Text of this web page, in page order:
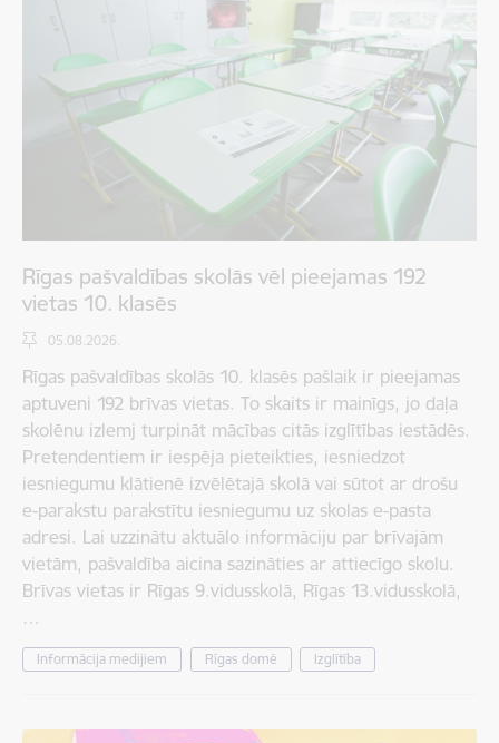
Rīgas pašvaldības skolās vēl pieejamas 192
vietas 10. klasēs
05.08.2026.
Rīgas pašvaldības skolās 10. klasēs pašlaik ir pieejamas
aptuveni 192 brīvas vietas. To skaits ir mainīgs, jo daļa
skolēnu izlemj turpināt mācības citās izglītības iestādēs.
Pretendentiem ir iespēja pieteikties, iesniedzot
iesniegumu klātienē izvēlētajā skolā vai sūtot ar drošu
e-parakstu parakstītu iesniegumu uz skolas e-pasta
adresi. Lai uzzinātu aktuālo informāciju par brīvajām
vietām, pašvaldība aicina sazināties ar attiecīgo skolu.
Brīvas vietas ir Rīgas 9.vidusskolā, Rīgas 13.vidusskolā,
…
Informācija medijiem Rīgas domē Izglītība